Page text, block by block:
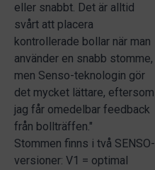
eller snabbt. Det är alltid
svårt att placera
kontrollerade bollar när man
använder en snabb stomme,
men Senso-teknologin gör
det mycket lättare, eftersom
jag får omedelbar feedback
från bollträffen."
Stommen finns i två SENSO-
versioner: V1 = optimal